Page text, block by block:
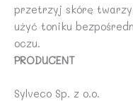
przetrzyj skórę
użyć toniku
oczu.
PRODUCENT
Sylveco Sp. z o.o.